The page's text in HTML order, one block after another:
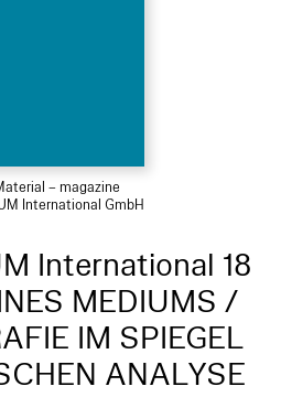
– magazine
International GmbH
International 18
MEDIUMS /
IM SPIEGEL
ANALYSE